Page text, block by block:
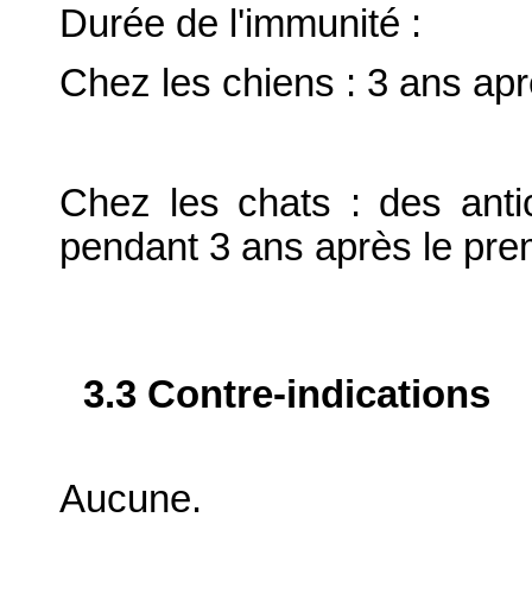
Durée de l'immunité :
Chez les chiens : 3 ans
Chez les chats : des
pendant 3 ans après le
3.3 Contre-indications
Aucune.